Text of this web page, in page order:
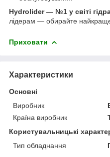
Hydrolider — №1 у світі
лідерам — обирайте
Приховати
Характеристики
Основні
Виробник
Країна виробник
Користувальницькі
Тип обладнання